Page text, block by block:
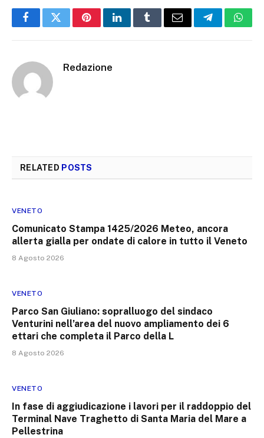
FacebookTwitterPinterestLinkedInTumblrEmail Telegram
Redazione
RELATED POSTS
VENETO
Comunicato Stampa 1425/2026 Meteo, ancora
allerta gialla per ondate di calore in tutto il Veneto
8 Agosto 2026
VENETO
Parco San Giuliano: sopralluogo del sindaco
Venturini nell’area del nuovo ampliamento dei 6
ettari che completa il Parco della L
8 Agosto 2026
VENETO
In fase di aggiudicazione i lavori per il raddoppio del
Terminal Nave Traghetto di Santa Maria del Mare a
Pellestrina